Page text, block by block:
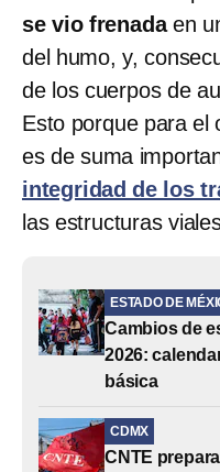
se vio frenadaen
del humo, y,
de los cuerpos de
Esto porque para el
es de suma
integridad de los
las estructuras
ESTADO DE
Cambios de
2026:
básica
CDMX
CNTE